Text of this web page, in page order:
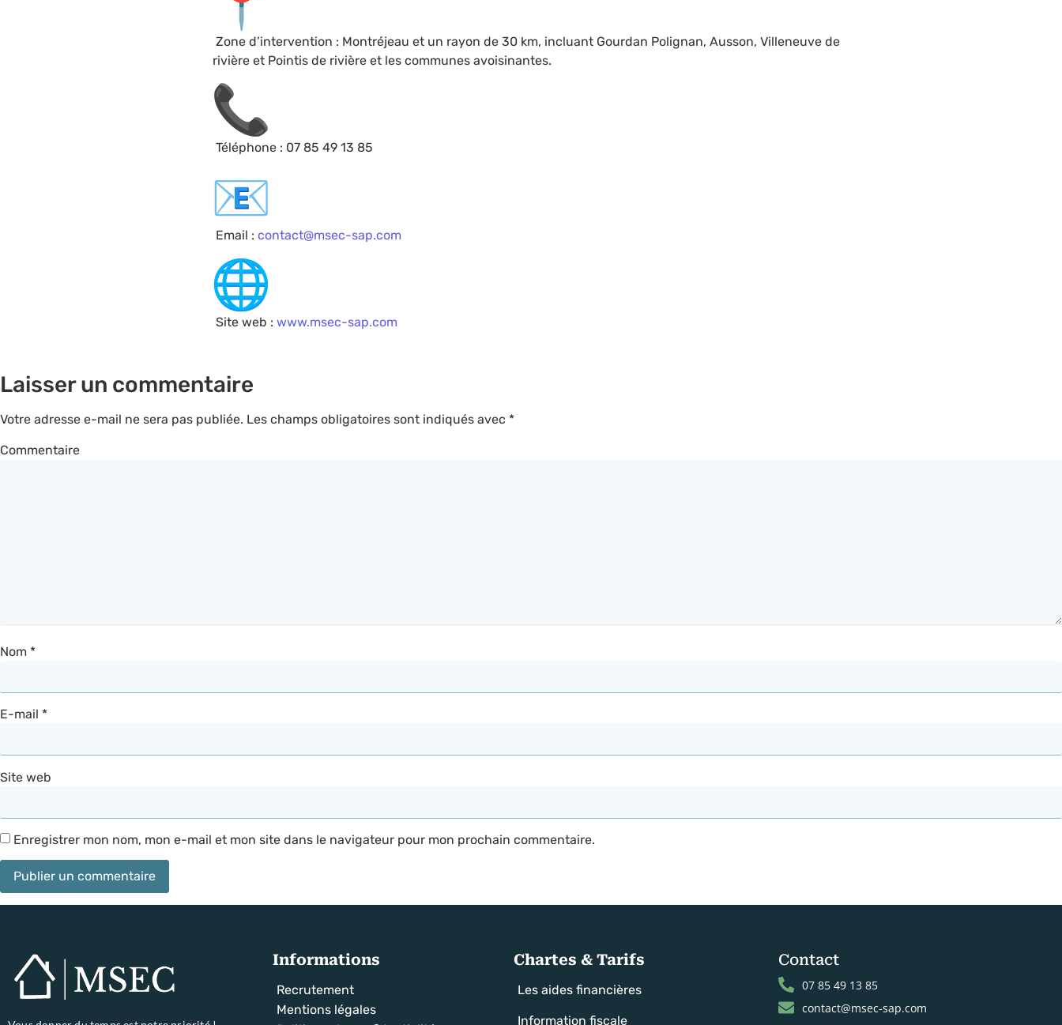
Zone d’intervention : Montréjeau et un rayon de 30 km, incluant Gourdan Polignan, Ausson, Villeneuve de
rivière et Pointis de rivière et les communes avoisinantes.
Téléphone : 07 85 49 13 85
Email : contact@msec-sap.com
Site web : www.msec-sap.com
Laisser un commentaire
Votre adresse e-mail ne sera pas publiée. Les champs obligatoires sont indiqués avec *
Commentaire
Nom *
E-mail *
Site web
Enregistrer mon nom, mon e-mail et mon site dans le navigateur pour mon prochain commentaire.
Informations
Recrutement
Mentions légales
Chartes & Tarifs
Les aides financières
Information fiscale
Contact
07 85 49 13 85
contact@msec-sap.com